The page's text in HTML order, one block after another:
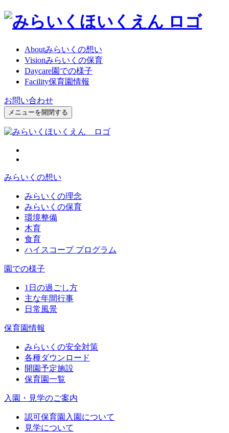
Aboutみらいくの想い
Visionみらいくの保育
Daycare園での様子
Facility保育園情報
お問い合わせ
メニューを開閉する
みらいくの想い
みらいくの理念
みらいくの保育
環境整備
木育
食育
ハイスコープ プログラム
園での様子
1日の過ごし方
主な年間行事
日常風景
保育園情報
みらいくの安全対策
各種ダウンロード
開園予定施設
保育園一覧
入園・見学のご案内
認可保育園入園について
見学について